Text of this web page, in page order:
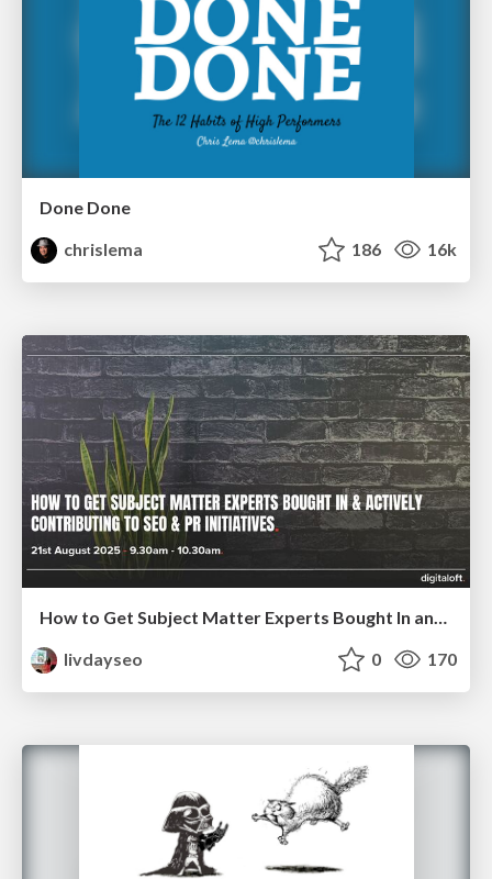
Done Done
chrislema
186 16k
How to Get Subject Matter Experts Bought In and Actively Contributing to SEO & PR Initiatives.
livdayseo
0 170